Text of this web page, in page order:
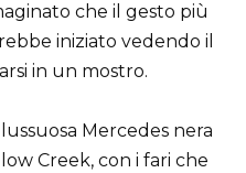
che il gesto più
iniziato vedendo il
in un mostro.
Mercedes nera
Creek, con i fari che